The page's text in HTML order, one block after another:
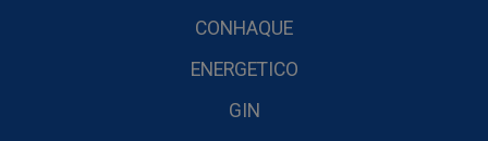
CONHAQUE
ENERGETICO
GIN